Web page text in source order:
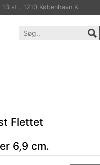
st., 1210 København K
Flettet
6,9 cm.